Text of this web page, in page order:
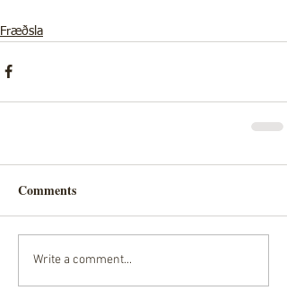
Fræðsla
Comments
Write a comment...